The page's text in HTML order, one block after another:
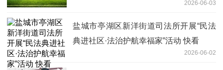
2026-06-03
盐城市亭湖区新洋街道司法所开展“民法
典进社区·法治护航幸福家”活动 快看
2026-06-02